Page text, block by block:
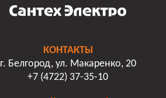
КОНТАКТЫ
г. Белгород, ул. Макаренко, 20
+7 (4722) 37-35-10